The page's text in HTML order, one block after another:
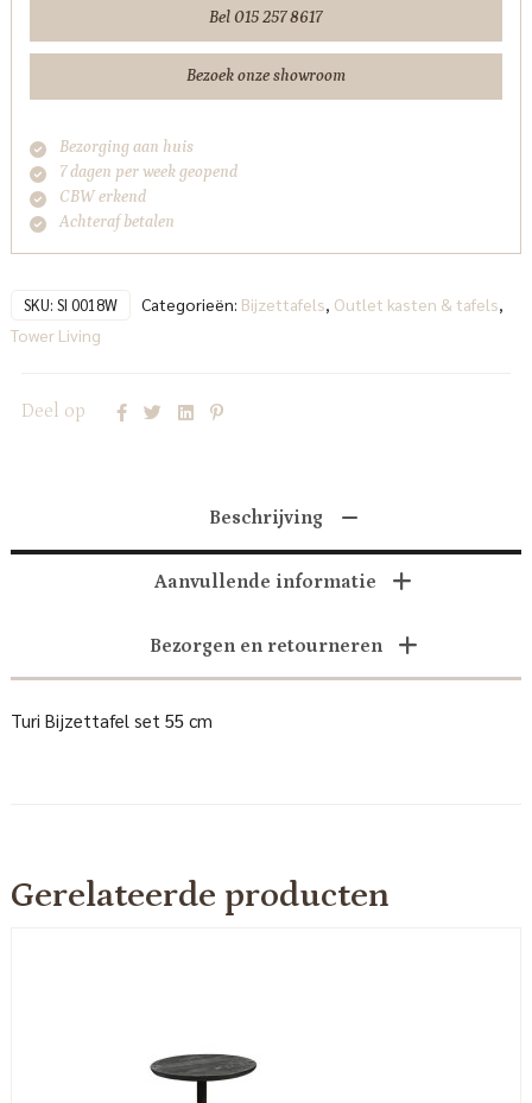
aantal
Bel 015 257 8617
Bezoek onze showroom
Bezorging aan huis
7 dagen per week geopend
CBW erkend
Achteraf betalen
SKU: SI 0018W Categorieën: Bijzettafels Outlet kasten & tafels
Tower Living
Deel op
Beschrijving
Aanvullende informatie
Bezorgen en retourneren
Turi Bijzettafel set 55 cm
Gerelateerde producten